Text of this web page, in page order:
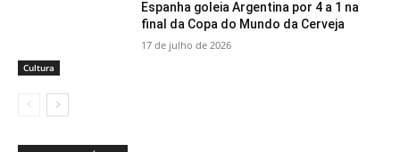
Cultura
Espanha goleia Argentina por 4 a 1 na
final da Copa do Mundo da Cerveja
17 de julho de 2026